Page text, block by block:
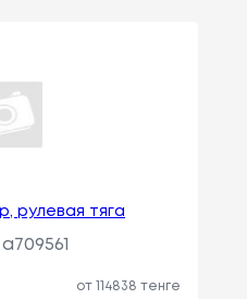
рулевая тяга
от 114838 тенге